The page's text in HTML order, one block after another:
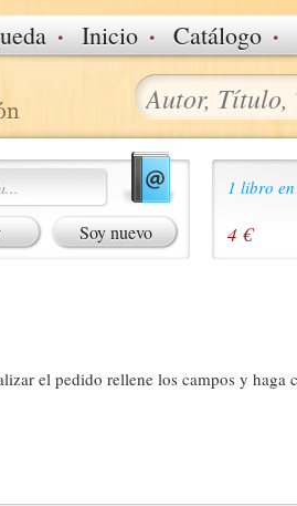
· Inicio · Catálogo ·
Soy nuevo
1 libro
4 €
el pedido rellene los campos y haga